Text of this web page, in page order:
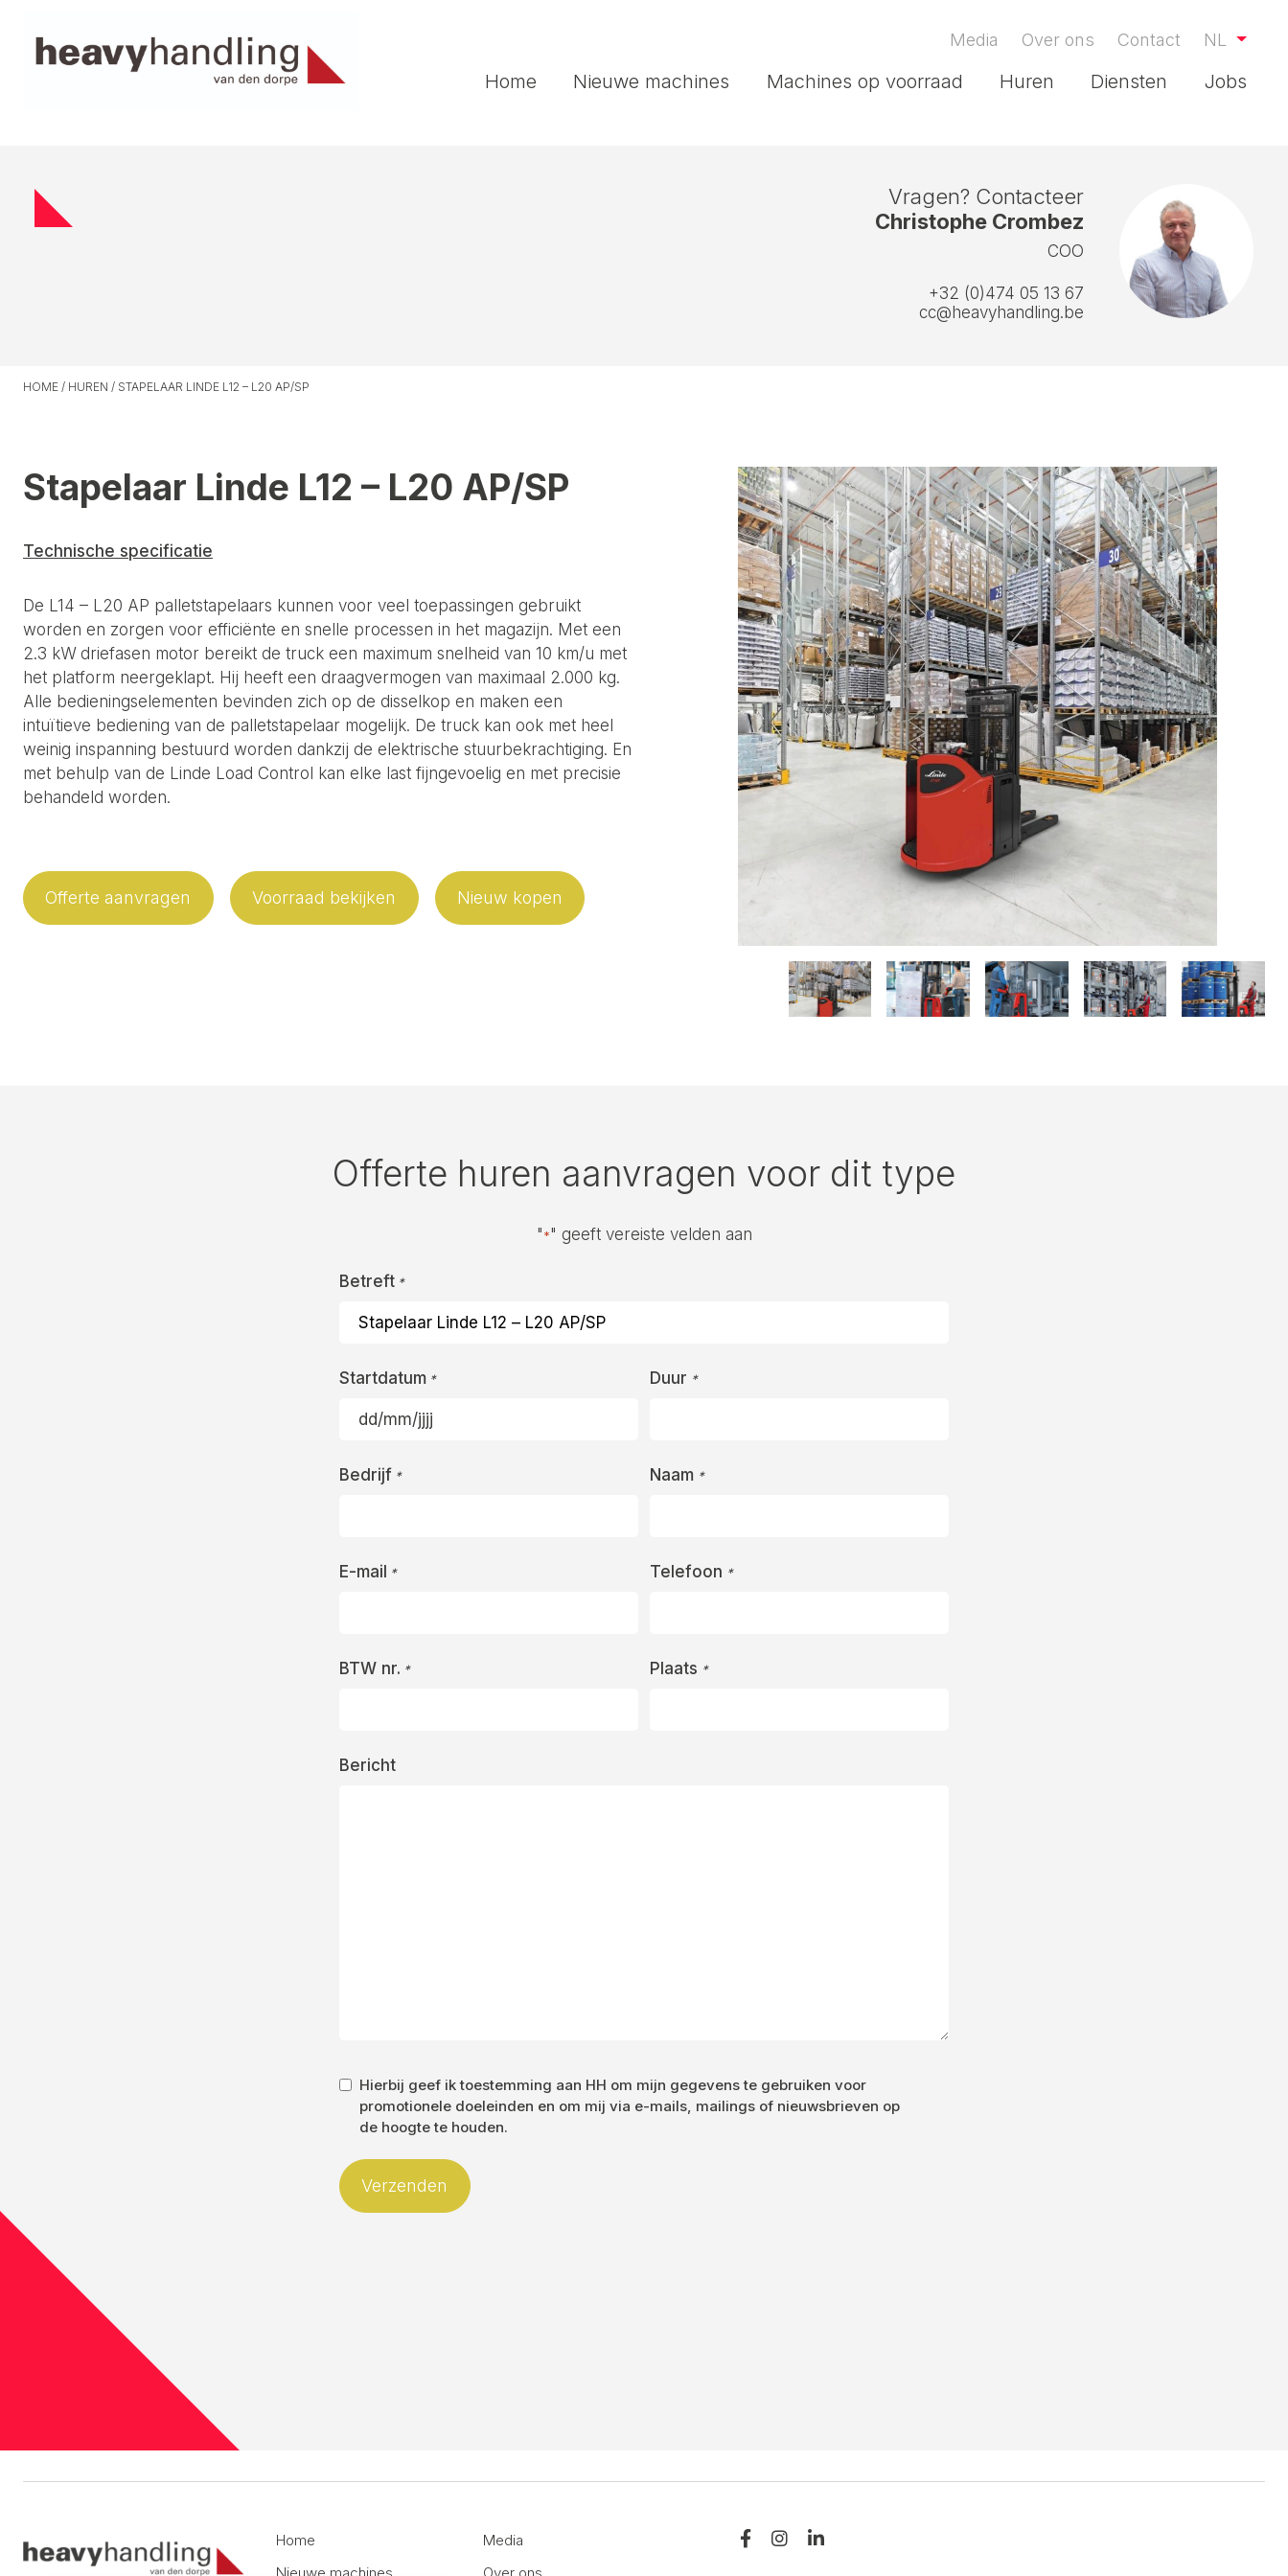
Media Over ons Contact NL
Home Nieuwe machines Machines op voorraad Huren Diensten Jobs
Vragen? Contacteer
Christophe Crombez
COO
+32 (0)474 05 13 67
cc@heavyhandling.be
HOME / HUREN / STAPELAAR LINDE L12 – L20 AP/SP
Stapelaar Linde L12 – L20 AP/SP
Technische specificatie
De L14 – L20 AP palletstapelaars kunnen voor veel toepassingen gebruikt
worden en zorgen voor efficiënte en snelle processen in het magazijn. Met een
2.3 kW driefasen motor bereikt de truck een maximum snelheid van 10 km/u met
het platform neergeklapt. Hij heeft een draagvermogen van maximaal 2.000 kg.
Alle bedieningselementen bevinden zich op de disselkop en maken een
intuïtieve bediening van de palletstapelaar mogelijk. De truck kan ook met heel
weinig inspanning bestuurd worden dankzij de elektrische stuurbekrachtiging. En
met behulp van de Linde Load Control kan elke last fijngevoelig en met precisie
behandeld worden.
Offerte aanvragen Voorraad bekijken Nieuw kopen
Offerte huren aanvragen voor dit type
"*" geeft vereiste velden aan
Betreft *
Startdatum *
DD
MM
Duur *
Bedrijf * Naam *
E-mail * Telefoon *
BTW nr. * Plaats *
Bericht
Toestemming
*
Hierbij geef ik toestemming aan HH om mijn gegevens te gebruiken voor
promotionele doeleinden en om mij via e-mails, mailings of nieuwsbrieven op
de hoogte te houden.
Home
Nieuwe machines
Media
Over ons